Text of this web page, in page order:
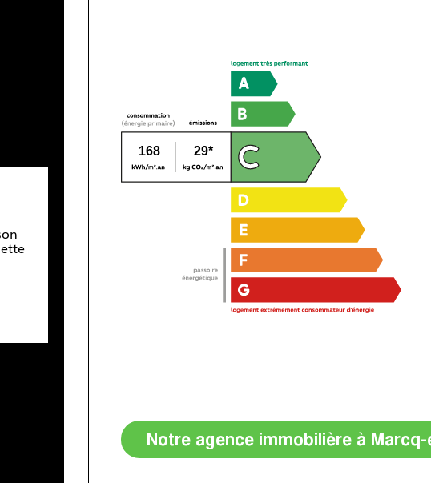
168 29*
Notre agence immobilière à